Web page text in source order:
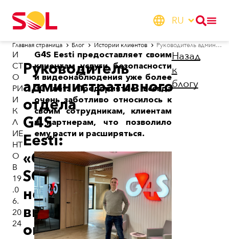
RU
Главная страница Блог Истории клиентов Руководитель административного отдела G4S Eesti: «Обслуживание SOL не вызывает опасений»
И
СТ
О
РИ
И
К
Л
ИЕ
НТ
О
В
19
.0
6.
20
24
Руководитель
административного
отдела
G4S
Eesti:
«Обслуживание
SOL
не
вызывает
опасений»
G4S Eesti предоставляет своим
клиентам услуги безопасности
и видеонаблюдения уже более
30 лет. Предприятие всегда
очень заботливо относилось к
своим сотрудникам, клиентам
и партнерам, что позволило
ему расти и расширяться.
Назад
к
блогу